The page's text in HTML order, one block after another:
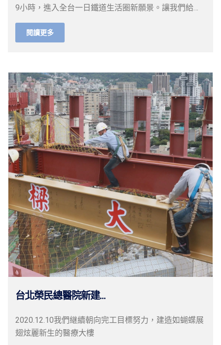
9小時，進入全台一日鐵道生活圈新願景。讓我們給幕
後英雄最大的掌聲…
閱讀更多
台北榮民總醫院新建...
2020.12.10我們継續朝向完工目標努力，建造如蝴蝶展
翅炫麗新生的醫療大樓